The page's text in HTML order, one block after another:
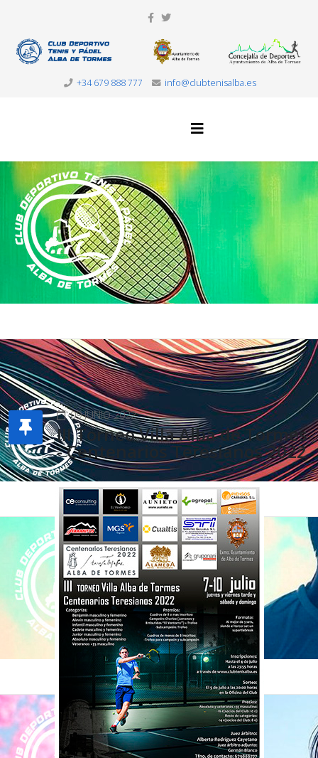
+34 679 888 777 info@clubtenisalba.es
09 JUNIO 2022
III Torneo Villa Alba de Tormes
- Centenarios Teresianos 2022